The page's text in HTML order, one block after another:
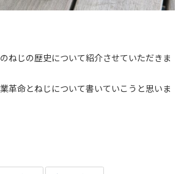
ねじの歴史について紹介させていただきま
革命とねじについて書いていこうと思いま